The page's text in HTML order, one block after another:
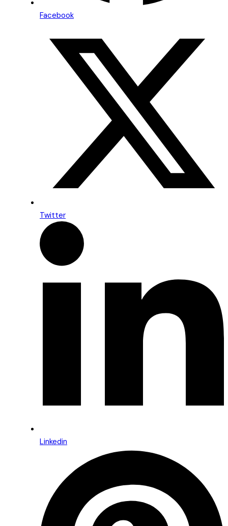
Facebook
Twitter
Linkedin